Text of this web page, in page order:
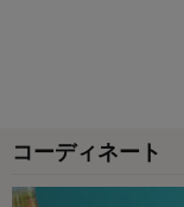
コーディネート